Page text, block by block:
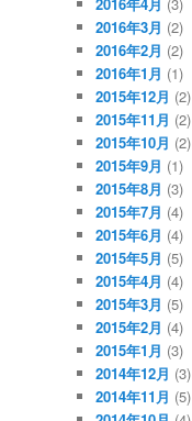
2016年3月 (2)
2016年2月 (2)
2016年1月 (1)
2015年12月 (2)
2015年11月 (2)
2015年10月 (2)
2015年9月 (1)
2015年8月 (3)
2015年7月 (4)
2015年6月 (4)
2015年5月 (5)
2015年4月 (4)
2015年3月 (5)
2015年2月 (4)
2015年1月 (3)
2014年12月 (3)
2014年11月 (5)